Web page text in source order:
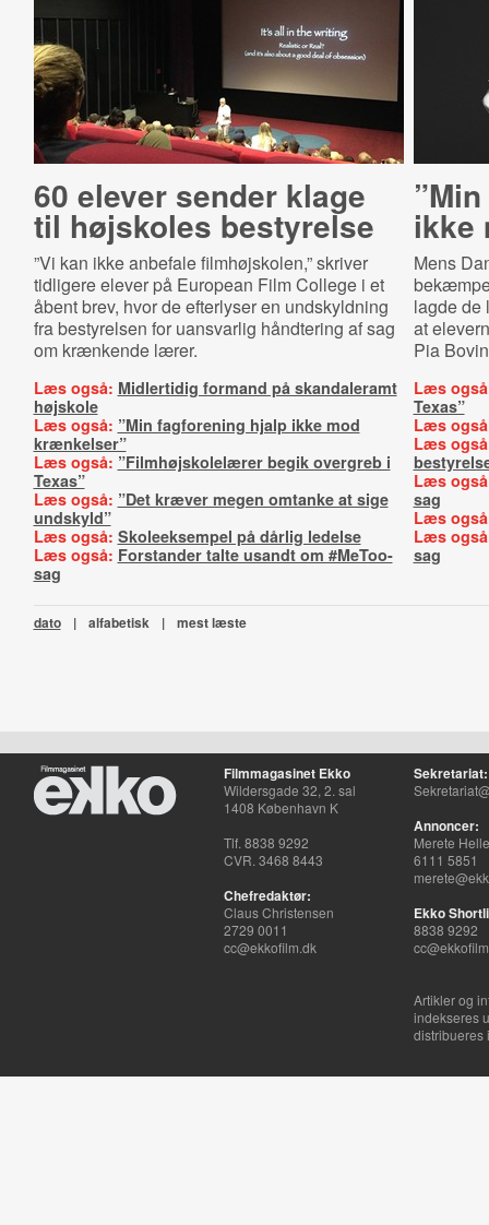
60 elever sender klage
til højskoles bestyrelse
”Vi kan ikke anbefale filmhøjskolen,” skriver
tidligere elever på European Film College i et
åbent brev, hvor de efterlyser en undskyldning
fra bestyrelsen for uansvarlig håndtering af sag
om krænkende lærer.
Læs også: Midlertidig formand på skandaleramt
højskole
Læs også: ”Min fagforening hjalp ikke mod
krænkelser”
Læs også: ”Filmhøjskolelærer begik overgreb i
Texas”
Læs også: ”Det kræver megen omtanke at sige
undskyld”
Læs også: Skoleeksempel på dårlig ledelse
Læs også: Forstander talte usandt om #MeToo-
sag
ikke
Mens
lagde de
at
Pia
Læs
Texas”
Læs
Læs
Læs
sag
Læs
Læs
sag
dato | alfabetisk | mest læste
Filmmagasinet Ekko
Wildersgade 32, 2. sal
1408 København K
Tlf. 8838 9292
CVR. 3468 8443
Chefredaktør:
Claus Christensen
2729 0011
cc@ekkofilm.dk
Sekretariat:
Annoncer:
Merete
6111 5851
Ekko
8838 9292
Artikler og
indekseres
distribueres